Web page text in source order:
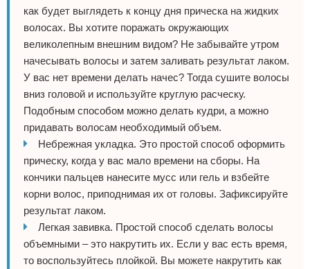
как будет выглядеть к концу дня прическа на жидких
волосах. Вы хотите поражать окружающих
великолепным внешним видом? Не забывайте утром
начесывать волосы и затем заливать результат лаком.
У вас нет времени делать начес? Тогда сушите волосы
вниз головой и используйте круглую расческу.
Подобным способом можно делать кудри, а можно
придавать волосам необходимый объем.
Небрежная укладка. Это простой способ оформить
прическу, когда у вас мало времени на сборы. На
кончики пальцев нанесите мусс или гель и взбейте
корни волос, приподнимая их от головы. Зафиксируйте
результат лаком.
Легкая завивка. Простой способ сделать волосы
объемными – это накрутить их. Если у вас есть время,
то воспользуйтесь плойкой. Вы можете накрутить как